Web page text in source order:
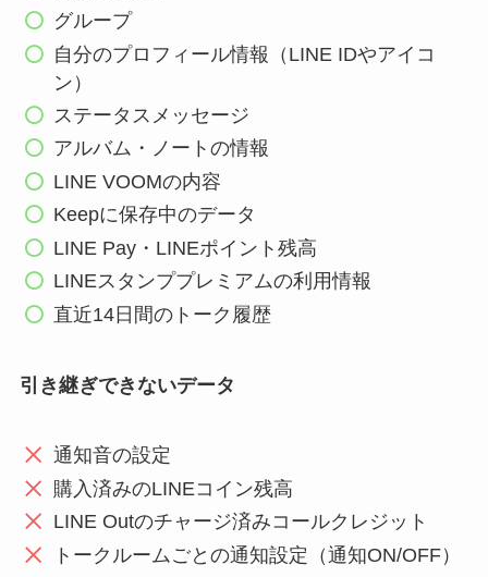
グループ
自分のプロフィール情報（LINE IDやアイコ
ン）
ステータスメッセージ
アルバム・ノートの情報
LINE VOOMの内容
Keepに保存中のデータ
LINE Pay・LINEポイント残高
LINEスタンププレミアムの利用情報
直近14日間のトーク履歴
引き継ぎできないデータ
通知音の設定
購入済みのLINEコイン残高
LINE Outのチャージ済みコールクレジット
トークルームごとの通知設定（通知ON/OFF）